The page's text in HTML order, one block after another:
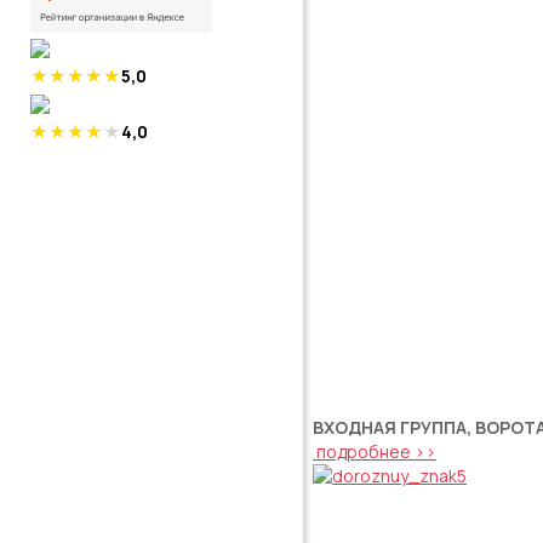
5,0
4,0
ВХОДНАЯ ГРУППА,
подробнее >>